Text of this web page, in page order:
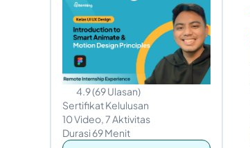
4.9(69Ulasan)
Sertifikat Kelulusan
10Video,7Aktivitas
Durasi 69Menit